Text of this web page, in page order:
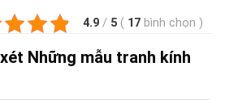
4.9 / 5 ( 17 bình chọn )
Những mẫu tranh kính